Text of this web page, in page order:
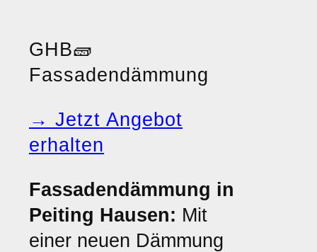
GHB🧱
Fassadendämmung
→ Jetzt Angebot
erhalten
Fassadendämmung in
Peiting Hausen: Mit
einer neuen Dämmung